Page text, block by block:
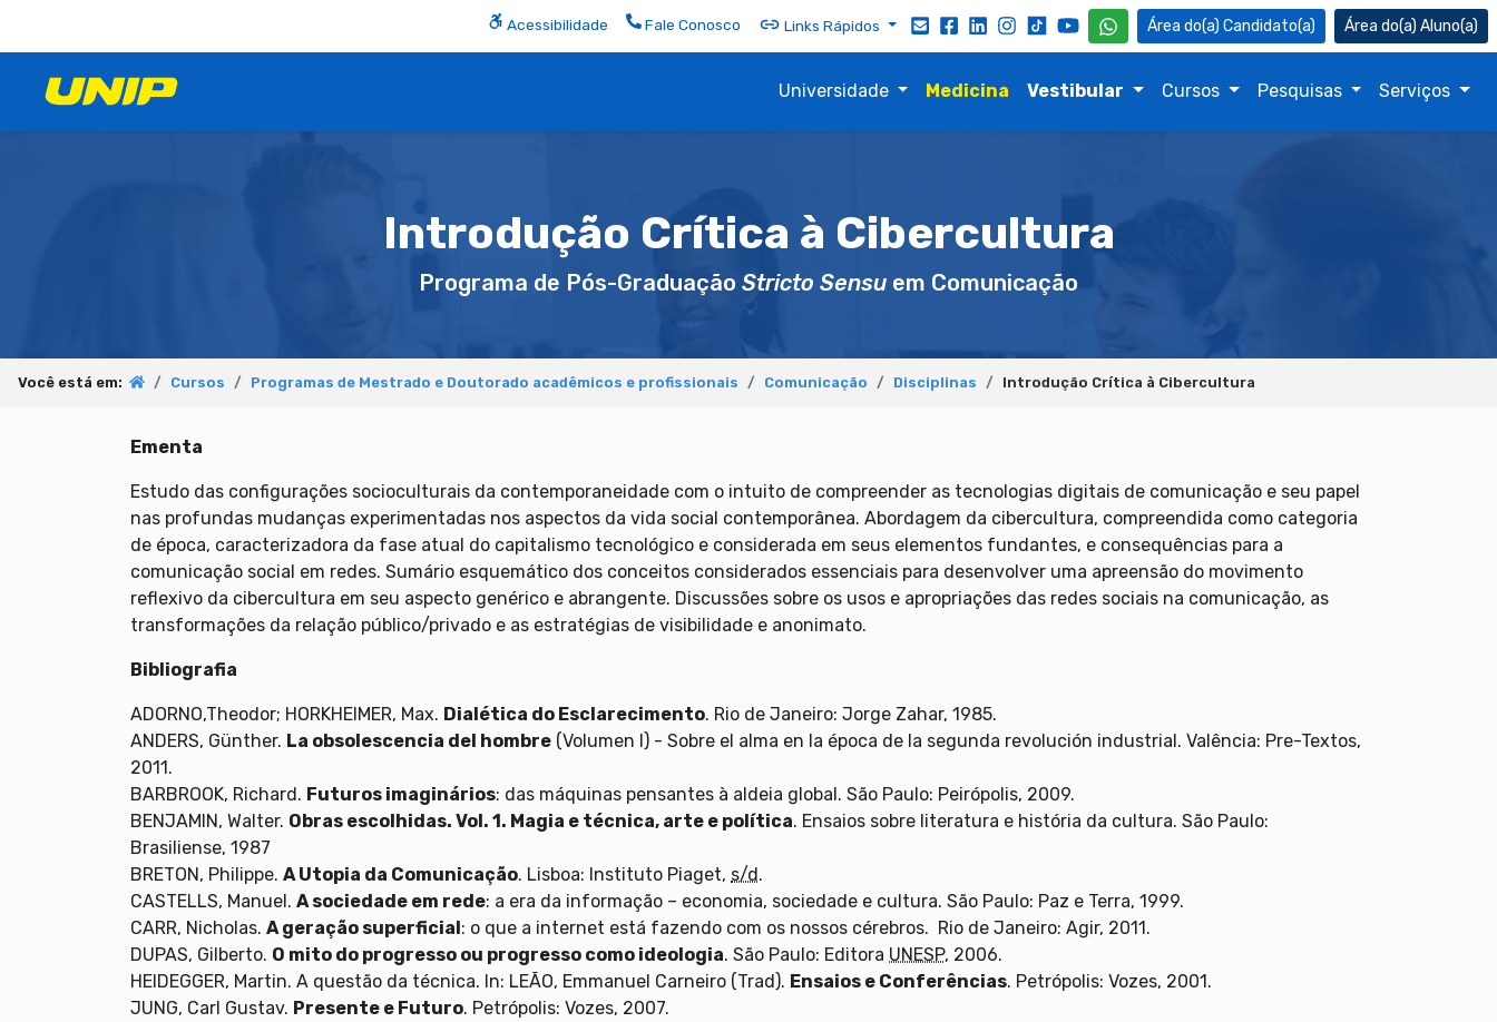
Acessibilidade Fale Conosco Links Rápidos Candidato(a) Aluno(a)
Universidade Medicina Vestibular Cursos Pesquisas Serviços
Introdução Crítica à Cibercultura
Programa de Pós-Graduação Stricto Sensu em Comunicação
Você está em: Cursos Programas de Mestrado e Doutorado acadêmicos e profissionais Comunicação Disciplinas Introdução Crítica à Cibercultura
Ementa
Estudo das configurações socioculturais da contemporaneidade com o intuito de compreender as tecnologias digitais de comunicação e seu papel
nas profundas mudanças experimentadas nos aspectos da vida social contemporânea. Abordagem da cibercultura, compreendida como categoria
de época, caracterizadora da fase atual do capitalismo tecnológico e considerada em seus elementos fundantes, e consequências para a
comunicação social em redes. Sumário esquemático dos conceitos considerados essenciais para desenvolver uma apreensão do movimento
reflexivo da cibercultura em seu aspecto genérico e abrangente. Discussões sobre os usos e apropriações das redes sociais na comunicação, as
transformações da relação público/privado e as estratégias de visibilidade e anonimato.
Bibliografia
ADORNO,Theodor; HORKHEIMER, Max. Dialética do Esclarecimento. Rio de Janeiro: Jorge Zahar, 1985.
ANDERS, Günther. La obsolescencia del hombre (Volumen I) - Sobre el alma en la época de la segunda revolución industrial. Valência: Pre-Textos,
2011.
BARBROOK, Richard. Futuros imaginários: das máquinas pensantes à aldeia global. São Paulo: Peirópolis, 2009.
BENJAMIN, Walter. Obras escolhidas. Vol. 1. Magia e técnica, arte e política. Ensaios sobre literatura e história da cultura. São Paulo:
Brasiliense, 1987
BRETON, Philippe. A Utopia da Comunicação. Lisboa: Instituto Piaget, s/d.
CASTELLS, Manuel. A sociedade em rede: a era da informação – economia, sociedade e cultura. São Paulo: Paz e Terra, 1999.
CARR, Nicholas. A geração superficial: o que a internet está fazendo com os nossos cérebros. Rio de Janeiro: Agir, 2011.
DUPAS, Gilberto. O mito do progresso ou progresso como ideologia. São Paulo: Editora UNESP, 2006.
HEIDEGGER, Martin. A questão da técnica. In: LEÃO, Emmanuel Carneiro (Trad). Ensaios e Conferências. Petrópolis: Vozes, 2001.
JUNG, Carl Gustav. Presente e Futuro. Petrópolis: Vozes, 2007.